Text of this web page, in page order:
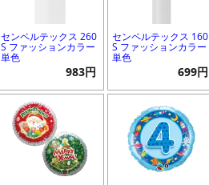
センペルテックス 260
S ファッションカラー
単色
983円
センペルテックス 160
S ファッションカラー
単色
699円